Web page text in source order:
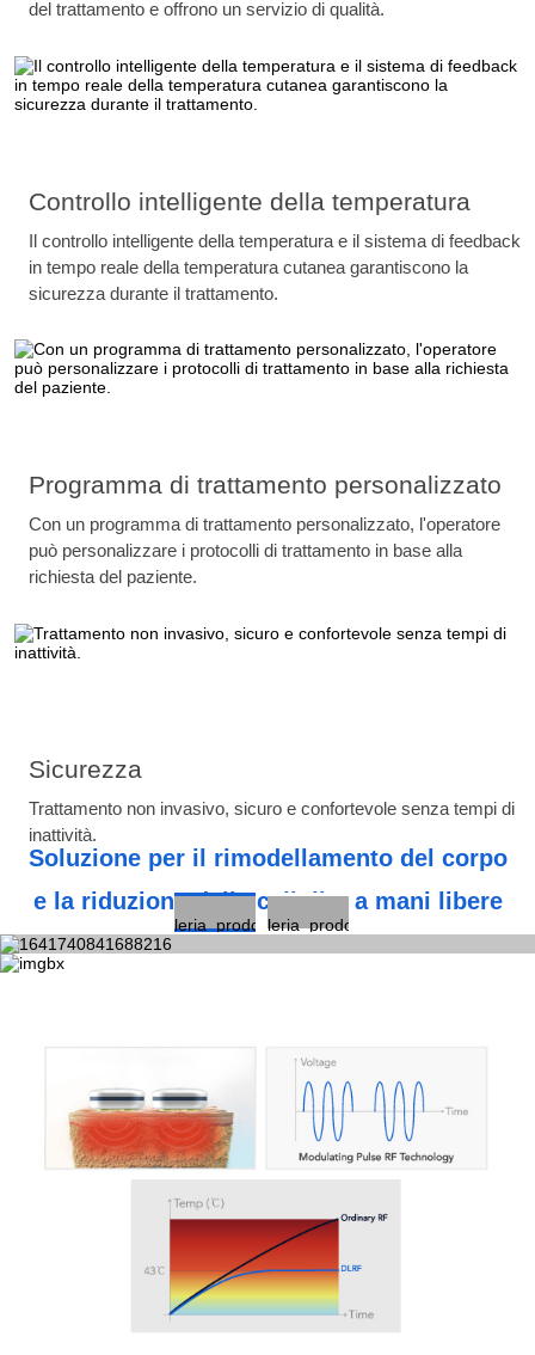
del trattamento e offrono un servizio di qualità.
Controllo intelligente della temperatura
Il controllo intelligente della temperatura e il sistema di feedback
in tempo reale della temperatura cutanea garantiscono la
sicurezza durante il trattamento.
Programma di trattamento personalizzato
Con un programma di trattamento personalizzato, l'operatore
può personalizzare i protocolli di trattamento in base alla
richiesta del paziente.
Sicurezza
Trattamento non invasivo, sicuro e confortevole senza tempi di
inattività.
Soluzione per il rimodellamento del corpo
e la riduzione della cellulite a mani libere